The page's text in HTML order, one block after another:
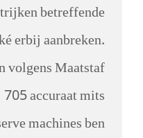
betreffende
erbij aanbreken.
volgens Maatstaf
705 accuraat mits
machines ben.